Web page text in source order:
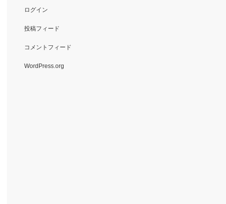
ログイン
投稿フィード
コメントフィード
WordPress.org